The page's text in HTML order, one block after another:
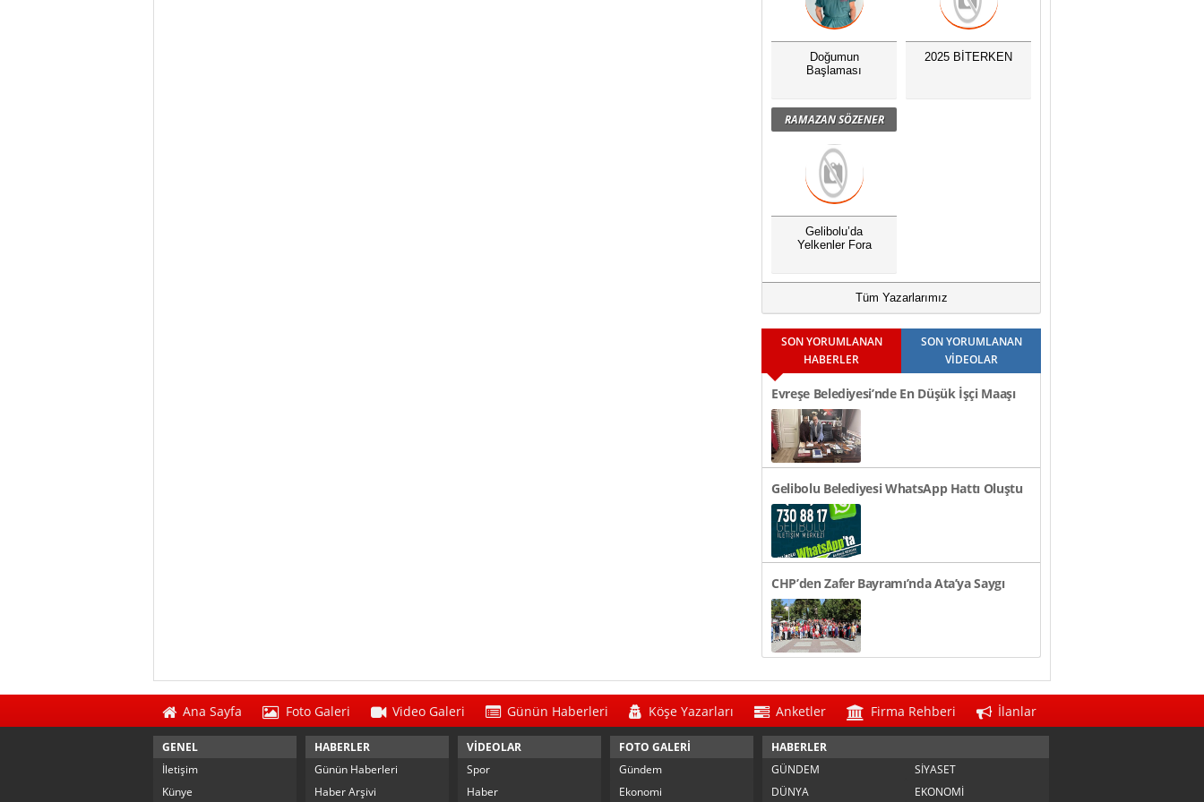
Doğumun
Başlaması
2025 BİTERKEN
RAMAZAN SÖZENER
Gelibolu’da
Yelkenler Fora
Tüm Yazarlarımız
SON YORUMLANAN
HABERLER
SON YORUMLANAN
VİDEOLAR
Evreşe Belediyesi’nde En Düşük İşçi Maaşı
48 Bin TL Oldu
Gelibolu Belediyesi WhatsApp Hattı Oluştu
CHP’den Zafer Bayramı’nda Ata’ya Saygı
Töreni
Ana Sayfa Foto Galeri Video Galeri Günün Haberleri Köşe Yazarları Anketler Firma Rehberi İlanlar
GENEL
İletişim
Künye
HABERLER
Günün Haberleri
Haber Arşivi
VİDEOLAR
Spor
Haber
FOTO GALERİ
Gündem
Ekonomi
HABERLER
GÜNDEM
SİYASET
DÜNYA
EKONOMİ